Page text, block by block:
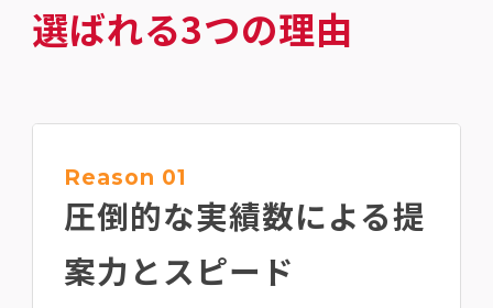
選ばれる3つの理由
Reason 01
圧倒的な実績数による提
案力とスピード